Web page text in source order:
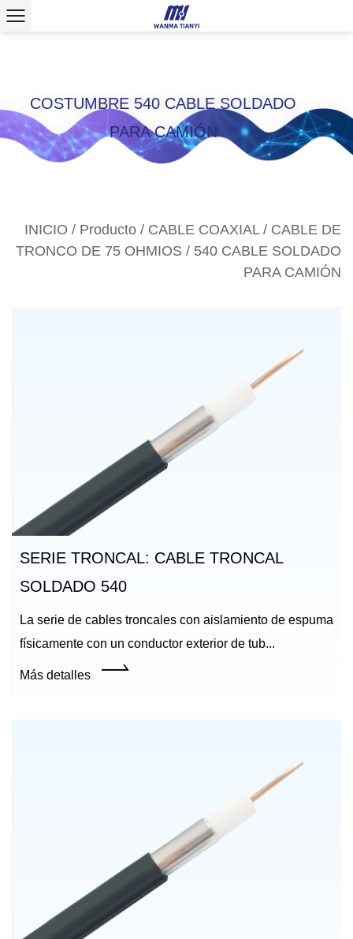
COSTUMBRE 540 CABLE SOLDADO
PARA CAMIÓN
INICIO / Producto / CABLE COAXIAL/ CABLE DE
TRONCO DE 75 OHMIOS / 540 CABLE SOLDADO
PARA CAMIÓN
SERIE TRONCAL: CABLE TRONCAL
SOLDADO 540
La serie de cables troncales con aislamiento de espuma
físicamente con un conductor exterior de tub...
Más detalles